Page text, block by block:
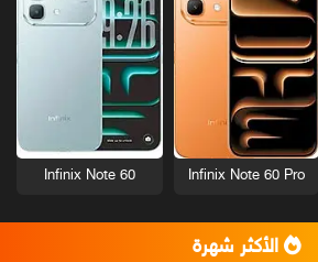
Infinix Note 60 Pro
Infinix Note 60
الأكثر شهرة